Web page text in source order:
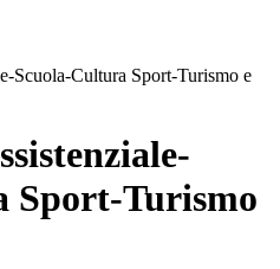
Scuola-Cultura Sport-Turismo e
Sport-Turismo